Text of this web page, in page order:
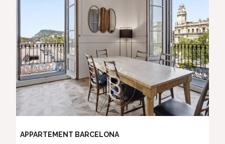
APPARTEMENT BARCELONA